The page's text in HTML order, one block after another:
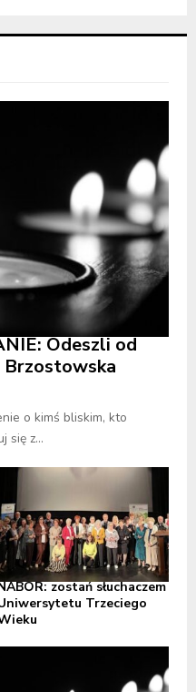
Odeszli od
Brzostowska
o kimś bliskim, kto
się z...
zostań słuchaczem
Trzeciego